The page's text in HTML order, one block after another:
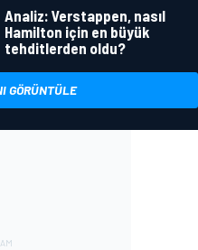
Analiz: Verstappen, nasıl
Hamilton için en büyük
tehditlerden oldu?
GÖRÜNTÜLE